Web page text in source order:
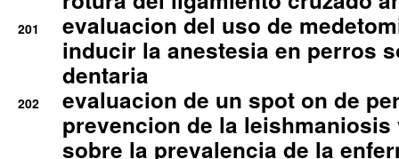
201
evaluacion del uso de
inducir la anestesia en perros
dentaria
202
evaluacion de un spot on de
prevencion de la
sobre la prevalencia de la